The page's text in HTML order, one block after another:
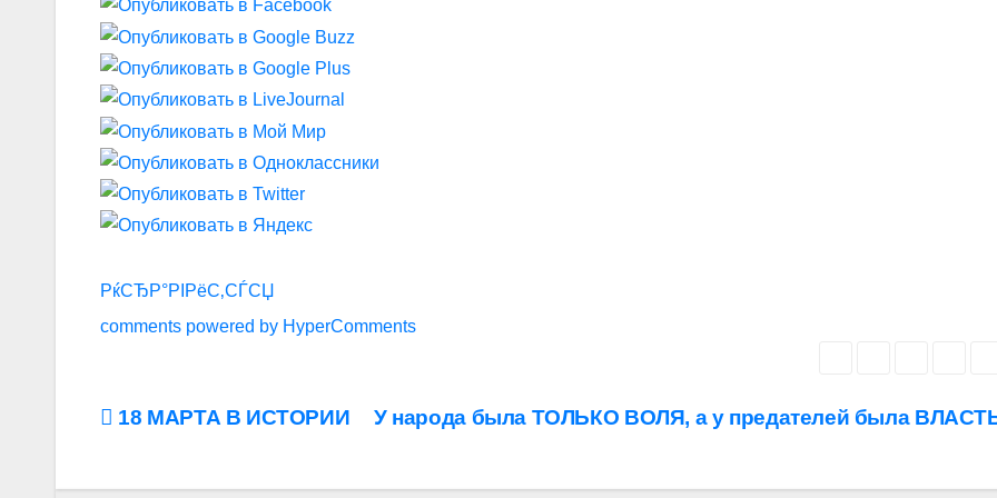
РќСЂР°РІРёС‚СЃСЏ
comments powered by HyperComments
Навигация
У народа была ТОЛЬКО ВОЛЯ, а у предателей была
18 МАРТА В ИСТОРИИ